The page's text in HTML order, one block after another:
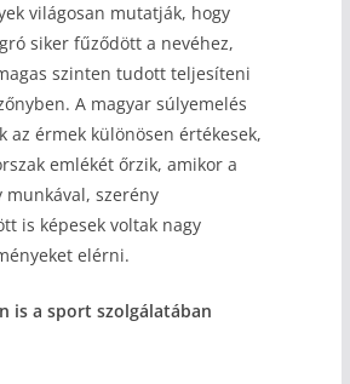
világosan mutatják, hogy
siker fűződött a nevéhez,
szinten tudott teljesíteni
A magyar súlyemelés
az érmek különösen értékesek,
emlékét őrzik, amikor a
szerény
is képesek voltak nagy
elérni.
is a sport szolgálatában